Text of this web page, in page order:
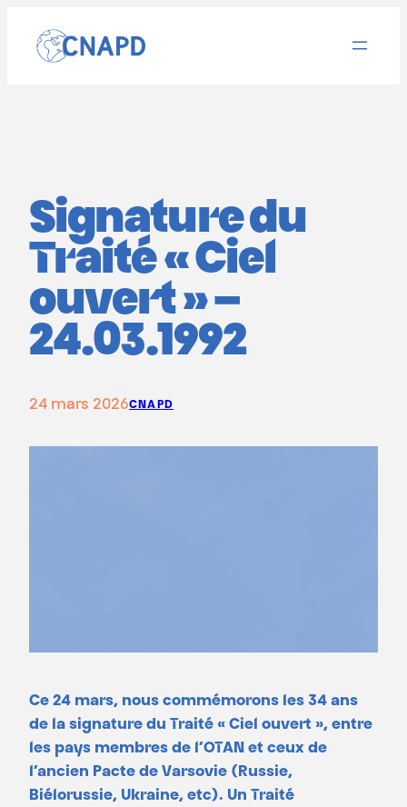
contenu
Signature du
Traité « Ciel
ouvert » –
24.03.1992
24 mars 2026CNAPD
Ce 24 mars, nous commémorons les 34 ans
de la signature du Traité « Ciel ouvert », entre
les pays membres de l’OTAN et ceux de
l’ancien Pacte de Varsovie (Russie,
Biélorussie, Ukraine, etc). Un Traité